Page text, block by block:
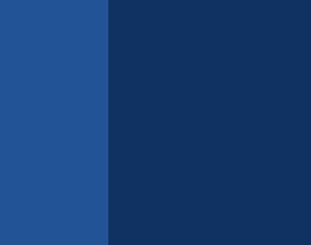
fysisk
Trafikverket,